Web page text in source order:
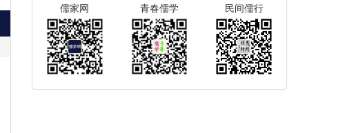
儒家网 青春儒学 民间儒行